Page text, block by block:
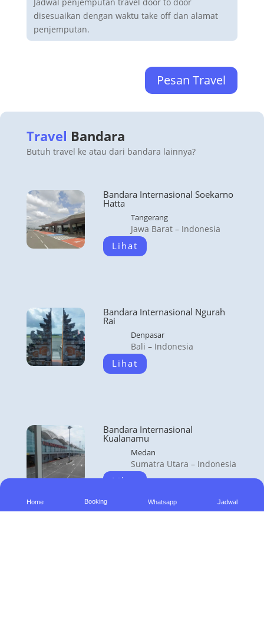
Home Booking Whatsapp Jadwal
disesuaikan dengan waktu take off dan alamat
penjemputan.
Pesan Travel
Travel Bandara
Butuh travel ke atau dari bandara lainnya?
Bandara Internasional Soekarno
Hatta
Tangerang
Jawa Barat – Indonesia
Lihat
Bandara Internasional Ngurah
Rai
Denpasar
Bali – Indonesia
Lihat
Bandara Internasional
Kualanamu
Medan
Sumatra Utara – Indonesia
Lihat